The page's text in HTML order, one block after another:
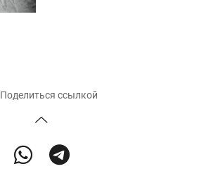
Поделиться ссылкой